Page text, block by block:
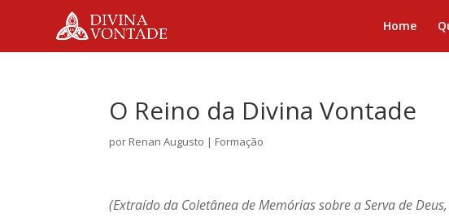
Home
O Reino da Divina Vontade
por Renan Augusto | Formação
(Extraído da Coletânea de Memórias sobre a Serva de